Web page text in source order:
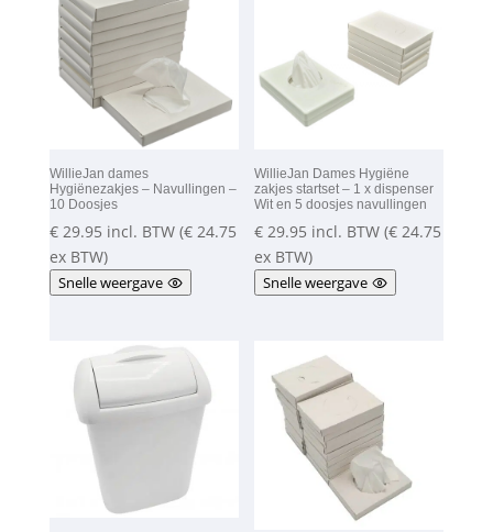
WillieJan dames
Hygiënezakjes – Navullingen –
10 Doosjes
€29.95 incl. BTW (€24.75
ex BTW)
Snelle weergave
WillieJan Dames Hygiëne
zakjes startset – 1 x dispenser
Wit en 5 doosjes navullingen
€ 29.95 incl. BTW (€ 24.75
ex BTW)
Snelle weergave